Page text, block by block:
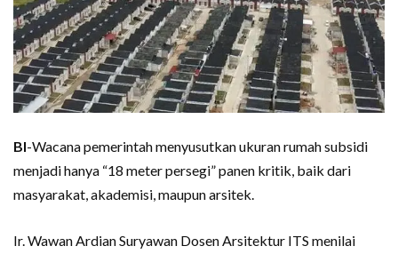
BI-Wacana pemerintah menyusutkan ukuran rumah subsidi
menjadi hanya “18 meter persegi” panen kritik, baik dari
masyarakat, akademisi, maupun arsitek.
Ir. Wawan Ardian Suryawan Dosen Arsitektur ITS menilai